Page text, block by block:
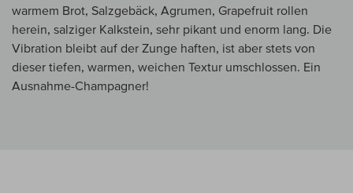
warmem Brot, Salzgebäck, Agrumen, Grapefruit rollen
herein, salziger Kalkstein, sehr pikant und enorm lang. Die
Vibration bleibt auf der Zunge haften, ist aber stets von
dieser tiefen, warmen, weichen Textur umschlossen. Ein
Ausnahme-Champagner!